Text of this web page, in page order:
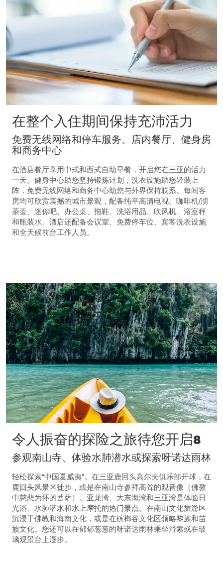
在整个入住期间保持充沛活力
免费无线网络和停车服务、店内餐厅、健身房
和商务中心
在酒店餐厅享用中式和西式自助早餐，开启您在三亚的活力
一天。健身中心助您坚持锻炼计划，洗衣设施助您轻装上
阵，免费无线网络和商务中心助您与外界保持联系。每间客
房均可欣赏震撼的城市景观，配备纯平高清电视、咖啡机/沏
茶壶、迷你吧、办公桌、拖鞋、洗浴用品、吹风机、浴室秤
和瓶装水。酒店还配备会议室、免费停车位、宾客洗衣设施
和全天候前台工作人员。
令人振奋的探险之旅待您开启8
参观南山寺、体验水肺潜水或探索呀诺达雨林
轻松探索“中国夏威夷”。在三亚鹿回头高尔夫俱乐部开球，在
鹿回头风景区徒步，或是在南山寺参拜高耸的观音像（佛教
中慈悲为怀的菩萨）。亚龙湾、大东海湾和三亚湾是体验日
光浴、水肺潜水和水上摩托的热门景点。在南山文化旅游区
沉浸于佛教和海南文化，或是在槟榔谷文化区领略黎族和苗
族文化。您还可以在郁郁葱葱的呀诺达雨林乘坐滑索或在玻
璃观景台上漫步。